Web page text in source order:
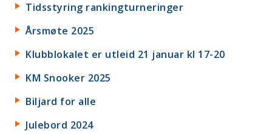
Tidsstyring rankingturneringer
Årsmøte 2025
Klubblokalet er utleid 21 januar kl 17-20
KM Snooker 2025
Biljard for alle
Julebord 2024